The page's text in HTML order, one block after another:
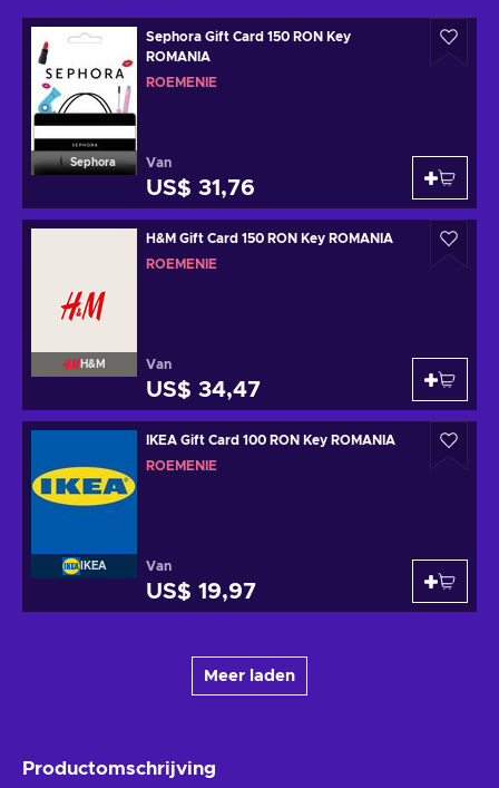
Sephora
Sephora Gift Card 150 RON Key
ROMANIA
ROEMENIË
Van
US$ 31,76
H&M
H&M Gift Card 150 RON Key ROMANIA
ROEMENIË
Van
US$ 34,47
IKEA
IKEA Gift Card 100 RON Key ROMANIA
ROEMENIË
Van
US$ 19,97
Meer laden
Productomschrijving